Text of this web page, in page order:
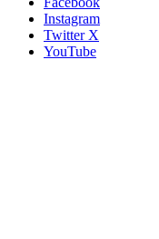
Instagram
Twitter X
YouTube